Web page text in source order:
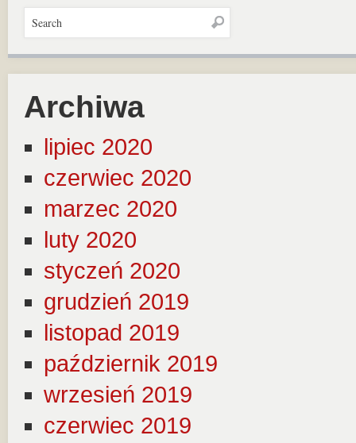
Archiwa
lipiec 2020
czerwiec 2020
marzec 2020
luty 2020
styczeń 2020
grudzień 2019
listopad 2019
październik 2019
wrzesień 2019
czerwiec 2019